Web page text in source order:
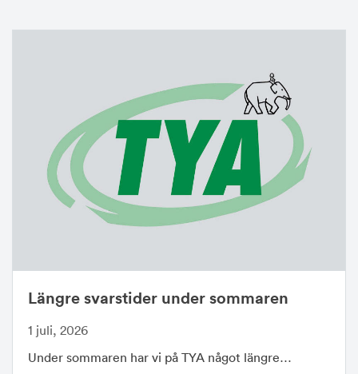
Längre svarstider under sommaren
1 juli, 2026
Under sommaren har vi på TYA något längre…